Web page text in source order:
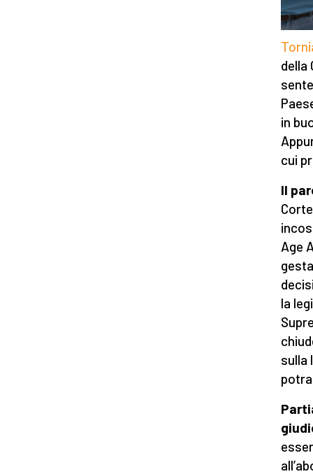
della
in
cui
Il
Age
la
sulla